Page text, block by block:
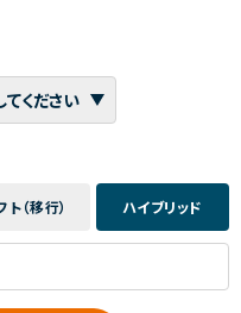
ト（移行） ハイブリッド